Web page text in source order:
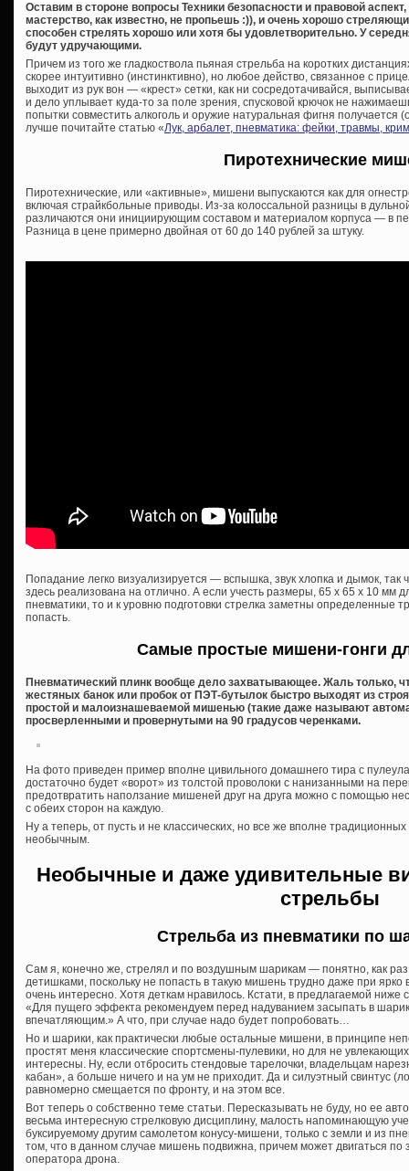
Оставим в стороне вопросы Техники безопасности и правовой
мастерство, как известно, не пропьешь :)), и очень хорошо
способен стрелять хорошо или хотя бы удовлетворительно. У
будут удручающими.
Причем из того же гладкоствола пьяная стрельба на коротких
скорее интуитивно (инстинктивно), но любое действо, связанное с
выходит из рук вон — «крест» сетки, как ни сосредотачивайся,
и дело уплывает куда-то за поле зрения, спусковой крючок не
попытки совместить алкоголь и оружие натуральная фигня получается
лучше почитайте статью «Лук, арбалет, пневматика: фейки, травмы,
Пиротехнические
Пиротехнические, или «активные», мишени выпускаются как для
включая страйкбольные приводы. Из-за колоссальной разницы в
различаются они инициирующим составом и материалом корпуса — в
Разница в цене примерно двойная от 60 до 140 рублей за штуку.
Попадание легко визуализируется — вспышка, звук хлопка и дымок, так
здесь реализована на отлично. А если учесть размеры, 65 x 65 x 10 мм
пневматики, то и к уровню подготовки стрелка заметны определенные
попасть.
Самые простые мишени-гонги
Пневматический плинк вообще дело захватывающее. Жаль только,
жестяных банок или пробок от ПЭТ-бутылок быстро выходят из
простой и малоизнашеваемой мишенью (такие даже называют
просверленными и провернутыми на 90 градусов черенками.
На фото приведен пример вполне цивильного домашнего тира с
достаточно будет «ворот» из толстой проволоки с нанизанными на
предотвратить наползание мишеней друг на друга можно с помощью
с обеих сторон на каждую.
Ну а теперь, от пусть и не классических, но все же вполне
необычным.
Необычные и даже удивительные
стрельбы
Стрельба из пневматики по
Сам я, конечно же, стрелял и по воздушным шарикам — понятно, как
детишками, поскольку не попасть в такую мишень трудно даже при
очень интересно. Хотя деткам нравилось. Кстати, в предлагаемой
«Для пущего эффекта рекомендуем перед надуванием засыпать в
впечатляющим.» А что, при случае надо будет попробовать…
Но и шарики, как практически любые остальные мишени, в принципе
простят меня классические спортсмены-пулевики, но для не
интересны. Ну, если отбросить стендовые тарелочки, владельцам
кабан», а больше ничего и на ум не приходит. Да и силуэтный свинтус
равномерно смещается по фронту, и на этом все.
Вот теперь о собственно теме статьи. Пересказывать не буду, но ее
весьма интересную стрелковую дисциплину, малость напоминающую
буксируемому другим самолетом конусу-мишени, только с земли и из
том, что в данном случае мишень подвижна, причем может двигаться по
оператора дрона.